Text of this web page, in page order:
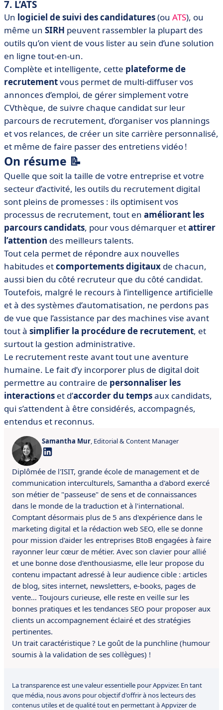
7. L’ATS
Un logiciel de suivi des candidatures(ou ATS), ou
même un SIRH peuvent rassembler la plupart des
outils qu’on vient de vous lister au sein d’une solution
en ligne tout-en-un.
Complète et intelligente, cette plateforme de
recrutementvous permet de multi-diffuser vos
annonces d’emploi, de gérer simplement votre
CVthèque, de suivre chaque candidat sur leur
parcours de recrutement, d’organiser vos plannings
et vos relances, de créer un site carrière personnalisé,
et même de faire passer des entretiens vidéo !
On résume 📝
Quelle que soit la taille de votre entreprise et votre
secteur d’activité, les outils du recrutement digital
sont pleins de promesses : ils optimisent vos
processus de recrutement, tout en améliorant les
parcours candidats, pour vous démarquer etattirer
l’attention des meilleurs talents.
Tout cela permet de répondre aux nouvelles
habitudes etcomportements digitaux de chacun,
aussi bien du côté recruteur que du côté candidat.
Toutefois, malgré le recours à l’intelligence artificielle
et à des systèmes d’automatisation, ne perdons pas
de vue que l’assistance par des machines vise avant
tout à simplifier la procédure de recrutement, et
surtout la gestion administrative.
Le recrutement reste avant tout une aventure
humaine. Le fait d’y incorporer plus de digital doit
permettre au contraire de personnaliser les
interactions et d’accorder du tempsaux candidats,
qui s’attendent à être considérés, accompagnés,
entendus et reconnus.
Samantha Mur, Editorial & Content Manager
Diplômée de l'ISIT, grande école de management et de
communication interculturels, Samantha a d'abord exercé
son métier de "passeuse" de sens et de connaissances
dans le monde de la traduction et à l'international.
Comptant désormais plus de 5 ans d'expérience dans le
marketing digital et la rédaction web SEO, elle se donne
pour mission d'aider les entreprises BtoB engagées à faire
rayonner leur cœur de métier. Avec son clavier pour allié
et une bonne dose d'enthousiasme, elle leur propose du
contenu impactant adressé à leur audience cible : articles
de blog, sites internet, newsletters, e-books, pages de
vente… Toujours curieuse, elle reste en veille sur les
bonnes pratiques et les tendances SEO pour proposer aux
clients un accompagnement éclairé et des stratégies
pertinentes.
Un trait caractéristique ? Le goût de la punchline (humour
soumis à la validation de ses collègues) !
La transparence est une valeur essentielle pour Appvizer. En tant
que média, nous avons pour objectif d'offrir à nos lecteurs des
contenus utiles et de qualité tout en permettant à Appvizer de